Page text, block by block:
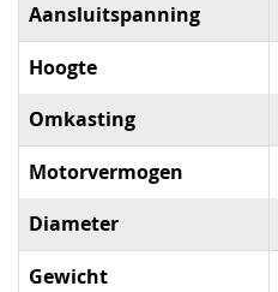
Aansluitspanning
Hoogte
Omkasting
Motorvermogen
Diameter
Gewicht